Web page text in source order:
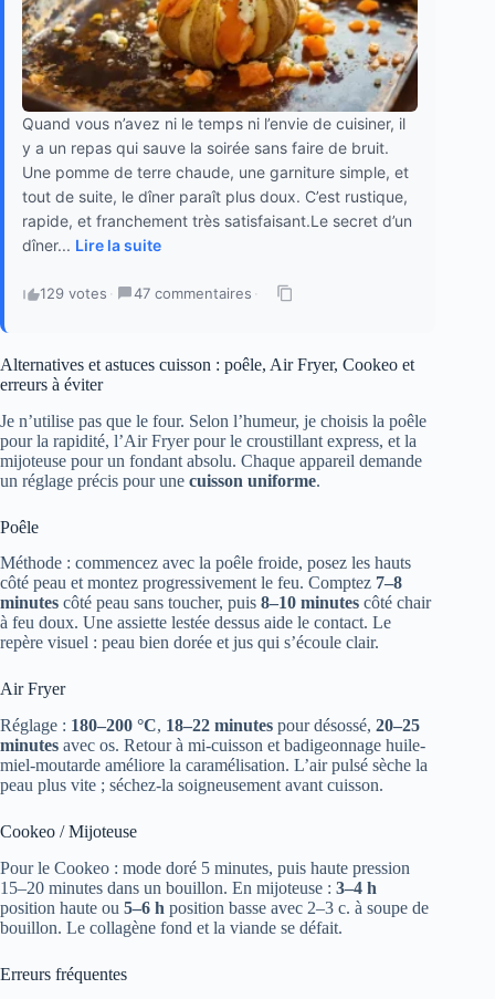
Quand vous n’avez ni le temps ni l’envie de cuisiner, il
y a un repas qui sauve la soirée sans faire de bruit.
Une pomme de terre chaude, une garniture simple, et
tout de suite, le dîner paraît plus doux. C’est rustique,
rapide, et franchement très satisfaisant.Le secret d’un
dîner... Lire la suite
129 votes · 47 commentaires ·
Alternatives et astuces cuisson : poêle, Air Fryer, Cookeo et
erreurs à éviter
Je n’utilise pas que le four. Selon l’humeur, je choisis la poêle
pour la rapidité, l’Air Fryer pour le croustillant express, et la
mijoteuse pour un fondant absolu. Chaque appareil demande
un réglage précis pour une cuisson uniforme.
Poêle
Méthode : commencez avec la poêle froide, posez les hauts
côté peau et montez progressivement le feu. Comptez 7–8
minutes côté peau sans toucher, puis 8–10 minutes côté chair
à feu doux. Une assiette lestée dessus aide le contact. Le
repère visuel : peau bien dorée et jus qui s’écoule clair.
Air Fryer
Réglage : 180–200 °C, 18–22 minutes pour désossé, 20–25
minutes avec os. Retour à mi-cuisson et badigeonnage huile-
miel-moutarde améliore la caramélisation. L’air pulsé sèche la
peau plus vite ; séchez-la soigneusement avant cuisson.
Cookeo / Mijoteuse
Pour le Cookeo : mode doré 5 minutes, puis haute pression
15–20 minutes dans un bouillon. En mijoteuse : 3–4 h
position haute ou 5–6 h position basse avec 2–3 c. à soupe de
bouillon. Le collagène fond et la viande se défait.
Erreurs fréquentes